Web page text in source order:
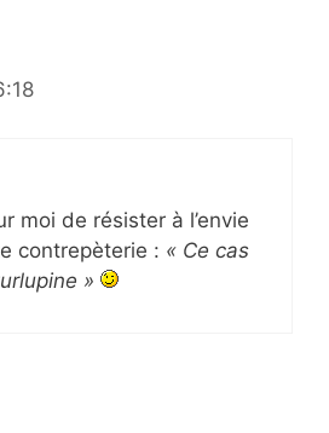
moi de résister à l’envie
contrepèterie : « Ce cas
»